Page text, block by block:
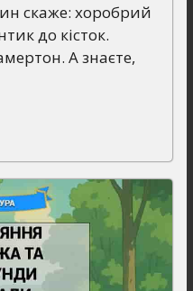
скаже: хоробрий
до кісток.
А знаєте,